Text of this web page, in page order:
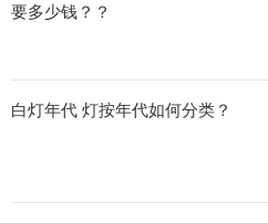
要多少钱？？
白灯年代 灯按年代如何分类？